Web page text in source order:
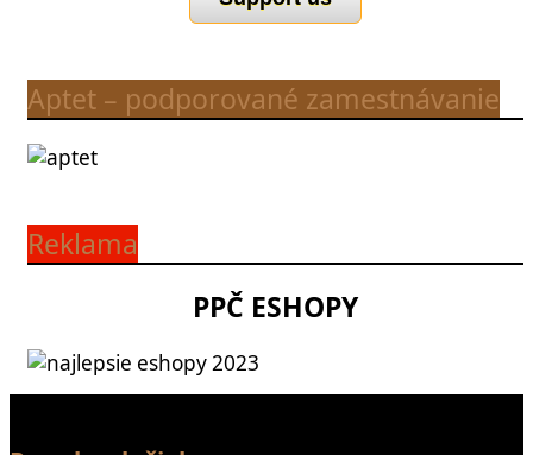
Aptet – podporované zamestnávanie
Reklama
PPČ ESHOPY